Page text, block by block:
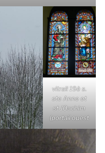
vitrail 19è s.
ste Anne et
st JOachim
(portail ouest